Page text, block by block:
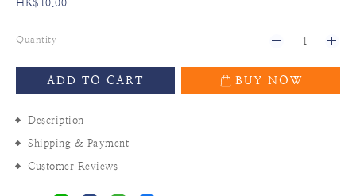
HK$10.00
Quantity
ADD TO CART BUY NOW
Description
Shipping & Payment
Customer Reviews